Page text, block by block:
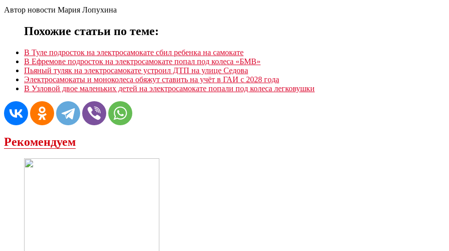
Автор новости Мария Лопухина
Похожие статьи по теме:
В Туле подросток на электросамокате сбил ребенка на самокате
В Ефремове подросток на электросамокате попал под колеса «БМВ»
Пьяный туляк на электросамокате устроил ДТП на улице Седова
Электросамокаты и моноколеса обяжут ставить на учёт в ГАИ с 2028 года
В Узловой двое маленьких детей на электросамокате попали под колеса легковушки
Рекомендуем